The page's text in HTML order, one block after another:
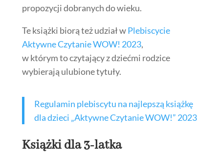
propozycji dobranych do wieku.
Te książki biorą też udział wPlebiscycie
Aktywne Czytanie WOW! 2023,
w którym to czytający z dziećmi rodzice
wybierają ulubione tytuły.
Regulamin plebiscytu na najlepszą książkę
dla dzieci „Aktywne Czytanie WOW!” 2023
Książki dla 3-latka